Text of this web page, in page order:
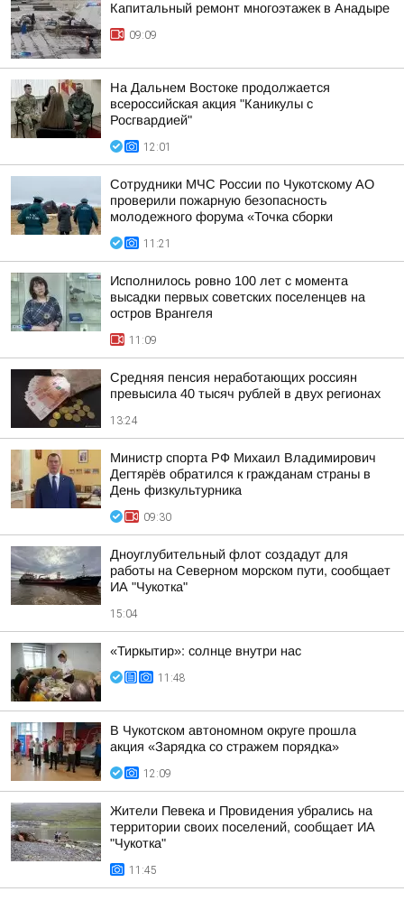
Капитальный ремонт многоэтажек в Анадыре
09:09
На Дальнем Востоке продолжается
всероссийская акция "Каникулы с
Росгвардией"
12:01
Сотрудники МЧС России по Чукотскому АО
проверили пожарную безопасность
молодежного форума «Точка сборки
11:21
Исполнилось ровно 100 лет с момента
высадки первых советских поселенцев на
остров Врангеля
11:09
Средняя пенсия неработающих россиян
превысила 40 тысяч рублей в двух регионах
13:24
Министр спорта РФ Михаил Владимирович
Дегтярёв обратился к гражданам страны в
День физкультурника
09:30
Дноуглубительный флот создадут для
работы на Северном морском пути, сообщает
ИА "Чукотка"
15:04
«Тиркытир»: солнце внутри нас
11:48
В Чукотском автономном округе прошла
акция «Зарядка со стражем порядка»
12:09
Жители Певека и Провидения убрались на
территории своих поселений, сообщает ИА
"Чукотка"
11:45